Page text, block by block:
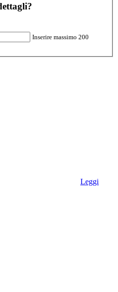
Inserire massimo 200
Leggi